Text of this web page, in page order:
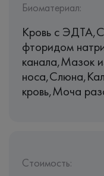
Биоматериал:
Кровь c
фторидом
канала,Мазок
кровь,Моча
Стоимость: